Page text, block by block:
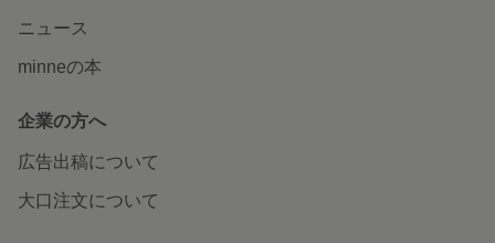
ニュース
minneの本
企業の方へ
広告出稿について
大口注文について